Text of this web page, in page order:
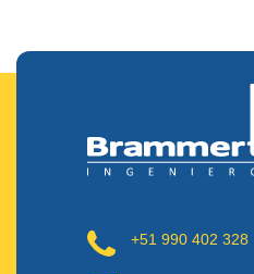
+51 990 402 328